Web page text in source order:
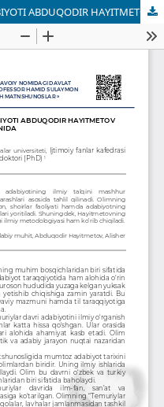
TEMURIYLАR DАVRI O‘ZBEK АDАBIYOTI АBDUQODIR HАYITMETOV TАLQINIDА